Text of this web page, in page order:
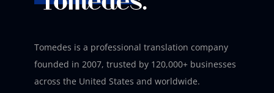
Tomedes is a professional translation company
founded in 2007, trusted by 120,000+ businesses
across the United States and worldwide.